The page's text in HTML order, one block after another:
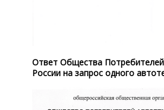
Ответ Общества
России на запрос одного